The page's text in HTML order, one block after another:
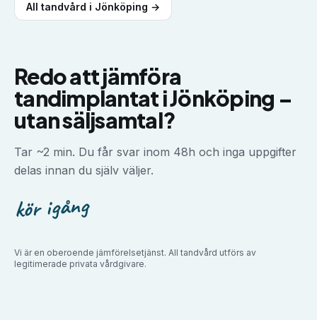
All tandvård i Jönköping →
Redo att jämföra
tandimplantatiJönköping –
utan säljsamtal?
Tar ~2 min. Du får svar inom 48h och inga uppgifter
delas innan du själv väljer.
kör igång
Vi är en oberoende jämförelsetjänst. All tandvård utförs av
legitimerade privata vårdgivare.